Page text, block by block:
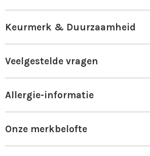
Keurmerk & Duurzaamheid
Veelgestelde vragen
Allergie-informatie
Onze merkbelofte